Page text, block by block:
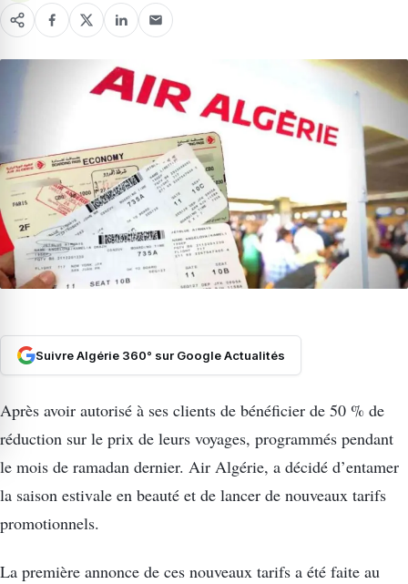
Suivre Algérie 360° sur Google Actualités
Après avoir autorisé à ses clients de bénéficier de 50 % de
réduction sur le prix de leurs voyages, programmés pendant
le mois de ramadan dernier. Air Algérie, a décidé d’entamer
la saison estivale en beauté et de lancer de nouveaux tarifs
promotionnels.
La première annonce de ces nouveaux tarifs a été faite au